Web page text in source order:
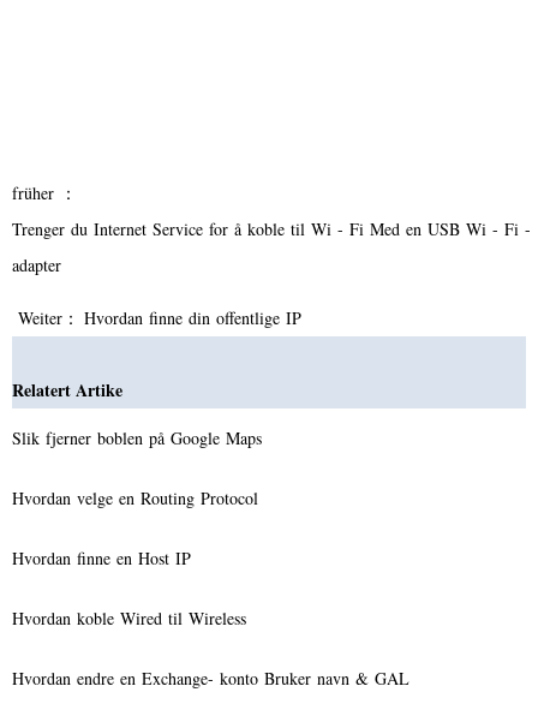
früher ：
Trenger du Internet Service for å koble til Wi - Fi Med en USB Wi - Fi -
adapter
Weiter： Hvordan finne din offentlige IP
Relatert Artike
Slik fjerner boblen på Google Maps
Hvordan velge en Routing Protocol
Hvordan finne en Host IP
Hvordan koble Wired til Wireless
Hvordan endre en Exchange- konto Bruker navn & GAL